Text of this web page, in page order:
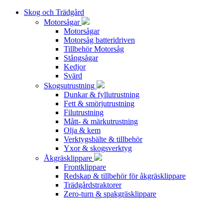
Skog och Trädgård
Motorsågar
Motorsågar
Motorsåg batteridriven
Tillbehör Motorsåg
Stångsågar
Kedjor
Svärd
Skogsutrustning
Dunkar & fyllutrustning
Fett & smörjutrustning
Filutrustning
Mått- & märkutrustning
Olja & kem
Verktygsbälte & tillbehör
Yxor & skogsverktyg
Åkgräsklippare
Frontklippare
Redskap & tillbehör för åkgräsklippare
Trädgårdstraktorer
Zero-turn & spakgräsklippare